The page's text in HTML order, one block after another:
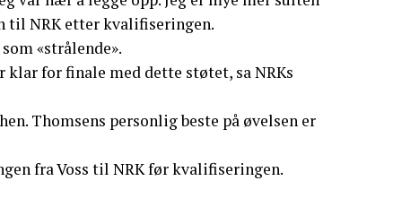
til NRK etter kvalifiseringen.
«strålende».
klar for finale med dette støtet, sa NRKs
Thomsens personlig beste på øvelsen er
fra Voss til NRK før kvalifiseringen.